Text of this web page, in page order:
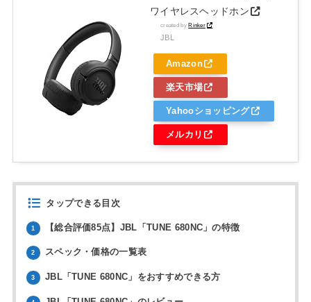
ワイヤレスヘッドホン
created byRinker
JBL
Amazon
楽天市場
Yahooショッピング
メルカリ
タップできる目次
1 【総合評価85点】JBL「TUNE 680NC」の特徴
2 スペック・価格の一覧表
3 JBL「TUNE 680NC」をおすすめできる方